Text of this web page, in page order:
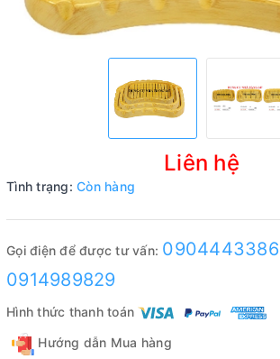
Liên hệ
Tình trạng: Còn hàng
Gọi điện để được tư vấn: 0904443386
0914989829
Hình thức thanh toán
Hướng dẫn Mua hàng